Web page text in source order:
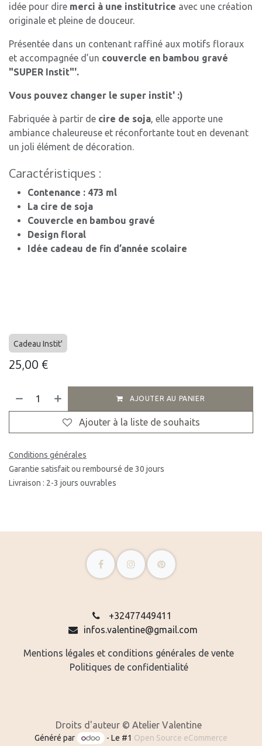
idée pour dire merci à une institutrice avec une création
originale et pleine de douceur.
Présentée dans un contenant raffiné aux motifs floraux
et accompagnée d’un couvercle en bambou gravé
"SUPER Instit"'.
Vous pouvez changer le super instit' :)
Fabriquée à partir de cire de soja, elle apporte une
ambiance chaleureuse et réconfortante tout en devenant
un joli élément de décoration.
Caractéristiques :
Contenance : 473 ml
La cire de soja
Couvercle en bambou gravé
Design floral
Idée cadeau de fin d’année scolaire
Cadeau Instit'
25,00 €
AJOUTER AU PANIER
Ajouter à la liste de souhaits
Conditions générales
Garantie satisfait ou remboursé de 30 jours
Livraison : 2-3 jours ouvrables
+32477449411
infos.valentine@gmail.com
Mentions légales et conditions générales de vente
Politiques de confidentialité
Droits d'auteur © Atelier Valentine
Généré par - Le #1 Open Source eCommerce